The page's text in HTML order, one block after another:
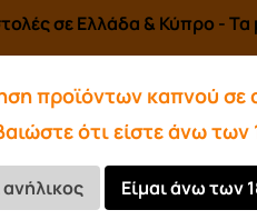
σε Ελλάδα & Κύπρο -
Αρωματικά-Υγρά
προϊόντων καπνού σε
ότι είστε άνω των
ανήλικος Είμαι άνω των